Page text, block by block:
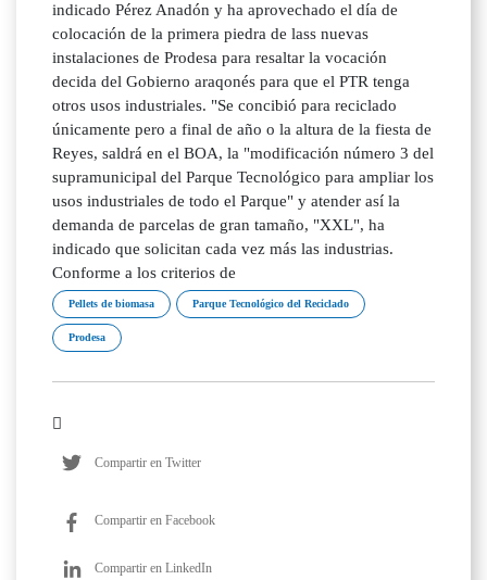
indicado Pérez Anadón y ha aprovechado el día de
colocación de la primera piedra de lass nuevas
instalaciones de Prodesa para resaltar la vocación
decida del Gobierno araqonés para que el PTR tenga
otros usos industriales. "Se concibió para reciclado
únicamente pero a final de año o la altura de la fiesta de
Reyes, saldrá en el BOA, la "modificación número 3 del
supramunicipal del Parque Tecnológico para ampliar los
usos industriales de todo el Parque" y atender así la
demanda de parcelas de gran tamaño, "XXL", ha
indicado que solicitan cada vez más las industrias.
Conforme a los criterios de
Pellets de biomasa Parque Tecnológico del Reciclado
Prodesa
Compartir en Twitter
Compartir en Facebook
Compartir en LinkedIn